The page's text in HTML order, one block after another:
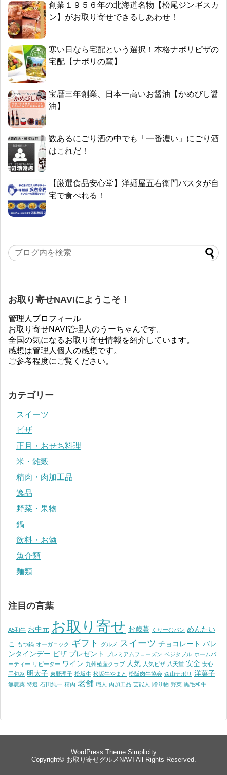
創業１９５６年の北海道名物【松尾ジンギスカ
ン】がお取り寄せできるしあわせ！
寒い日なら宅配という選択！本格ナポリピザの
宅配【ナポリの窯】
宝暦三年創業、日本一高いお醤油【かめびし醤
油】
数あるにごり酒の中でも「一番濃い」にごり酒
はこれだ！
【厳選食品安心堂】洋麺屋五右衛門パスタが自
宅で食べれる！
お取り寄せNAVIにようこそ！
管理人プロフィール
お取り寄せNAVI管理人のうーちゃんです。
全国の気になるお取り寄せ情報を紹介しています。
感想は管理人個人の感想です。
ご参考程度にご覧ください。
カテゴリー
スイーツ
ピザ
正月・おせち料理
米・雑穀
精肉・肉加工品
逸品
野菜・果物
鍋
飲料・お酒
魚介類
麺類
注目の言葉
A5和牛 お中元 お取り寄せ お歳暮 くりーむパン めんたい
こ
もつ鍋 オーガニック ギフト グルメ スイーツ チョコレート バレ
ンタインデー ピザ プレゼント プレミアムフローズン ベジタブル ホームパ
ーティー リピーター ワイン 九州殖産クラブ 人気 人気ピザ 八天堂 安全 安心
手包み 明太子 東野理子 松坂牛 松坂牛やまと 松阪肉牛協会 森山ナポリ 洋菓子
無農薬 特選 石田純一 精肉 老舗 職人 肉加工品 芸能人 贈り物 野菜 黒毛和牛
WordPress Theme Simplicity
Copyright© お取り寄せグルメNAVI All Rights Reserved.